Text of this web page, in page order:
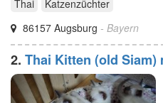
Thai
Katzenzüchter
86157 Augsburg - Bayern
2. Thai Kitten (old Siam)
suchen Dich